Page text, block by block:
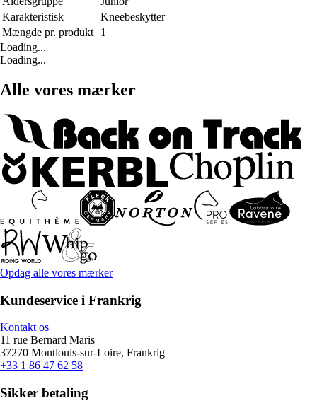
Karakteristisk
Kneebeskytter
Mængde pr. produkt
1
Loading...
Loading...
Alle vores mærker
Opdag alle vores mærker
Kundeservice i Frankrig
Kontakt os
11 rue Bernard Maris
37270 Montlouis-sur-Loire, Frankrig
+33 1 86 47 62 58
Sikker betaling